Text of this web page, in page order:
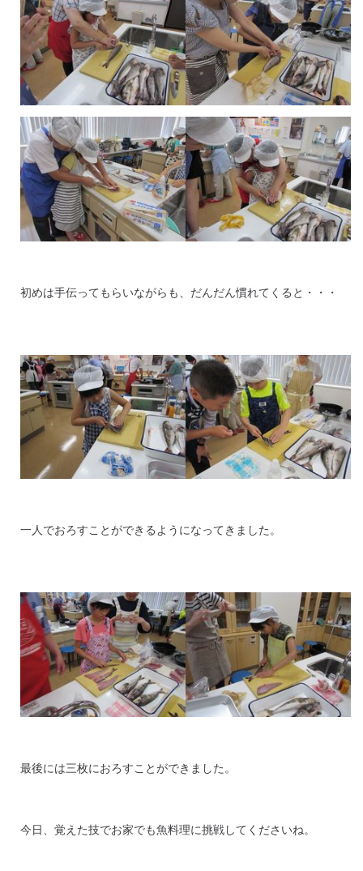
初めは手伝ってもらいながらも、だんだん慣れてくると・・・
一人でおろすことができるようになってきました。
最後には三枚におろすことができました。
今日、覚えた技でお家でも魚料理に挑戦してくださいね。